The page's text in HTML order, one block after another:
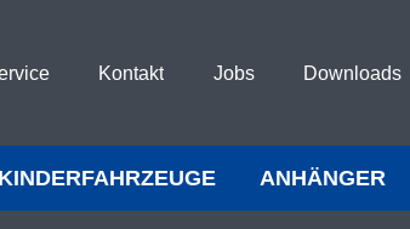
Kontakt Jobs Downloads
KINDERFAHRZEUGE ANHÄNGER